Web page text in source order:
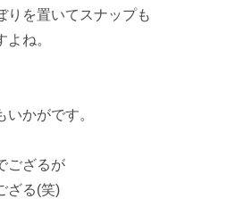
りを置いてスナップも
ね。
かがです。
ござるが
ざる(笑)